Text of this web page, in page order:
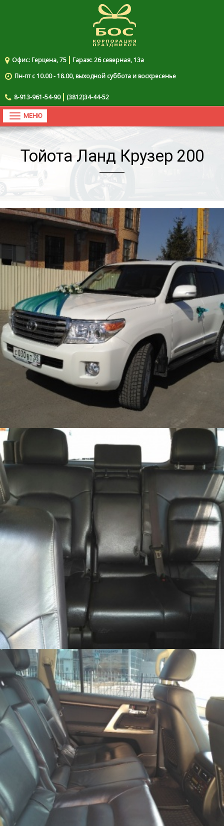
Организация праздников
Акции
Прокат с водителем
Галерея
Заявка
Контакты
Офис: Герцена, 75
Гараж: 26 северная, 13а
Пн-пт с 10.00 - 18.00, выходной суббота и воскресенье
8-913-961-54-90 (3812)34-44-52
Toggle
navigation
Тойота Ланд Крузер 200